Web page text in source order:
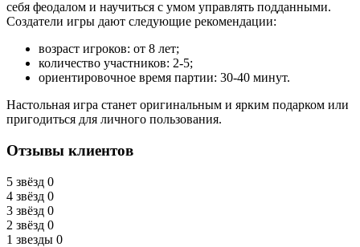
себя феодалом и научиться с умом управлять подданными.
Создатели игры дают следующие рекомендации:
возраст игроков: от 8 лет;
количество участников: 2-5;
ориентировочное время партии: 30-40 минут.
Настольная игра станет оригинальным и ярким подарком или
пригодиться для личного пользования.
Отзывы клиентов
5 звёзд 0
4 звёзд 0
3 звёзд 0
2 звёзд 0
1 звезды 0